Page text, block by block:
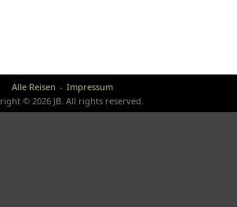
Alle Reisen
Impressum
© 2026 JB. All rights reserved.